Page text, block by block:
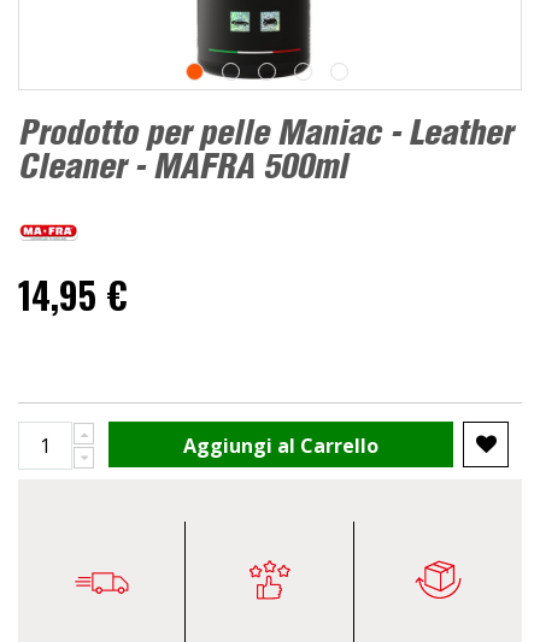
Prodotto per pelle Maniac - Leather
Cleaner - MAFRA 500ml
14,95 €
Aggiungi al Carrello